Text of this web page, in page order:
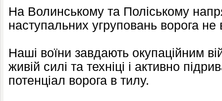
На Волинському та Поліському
наступальних угруповань ворога не
Наші воїни завдають окупаційним
живій силі та техніці і активно
потенціал ворога в тилу.